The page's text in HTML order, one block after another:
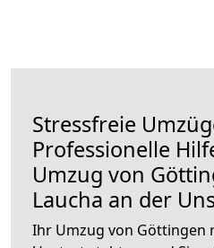
Stressfreie
Professionelle
Umzug von
Laucha an der
Ihr Umzug von Göttingen